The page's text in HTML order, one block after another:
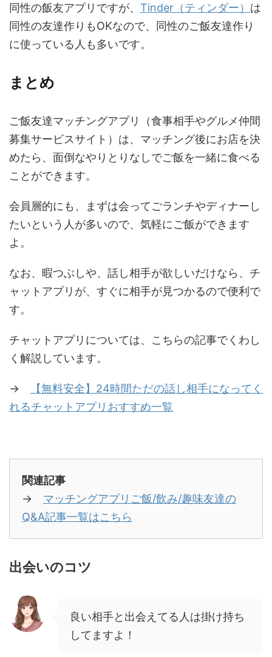
同性の飯友アプリですが、 Tinder（ティンダー） は
同性の友達作りもOKなので、同性のご飯友達作り
に使っている人も多いです。
まとめ
ご飯友達マッチングアプリ（食事相手やグルメ仲間
募集サービスサイト）は、マッチング後にお店を決
めたら、面倒なやりとりなしでご飯を一緒に食べる
ことができます。
会員層的にも、まずは会ってごランチやディナーし
たいという人が多いので、気軽にご飯ができます
よ。
なお、暇つぶしや、話し相手が欲しいだけなら、チ
ャットアプリが、すぐに相手が見つかるので便利で
す。
チャットアプリについては、こちらの記事でくわし
く解説しています。
→
【無料安全】24時間ただの話し相手になってく
れるチャットアプリおすすめ一覧
関連記事
→ マッチングアプリご飯/飲み/趣味友達の
Q&A記事一覧はこちら
出会いのコツ
良い相手と出会えてる人は掛け持ち
してますよ！